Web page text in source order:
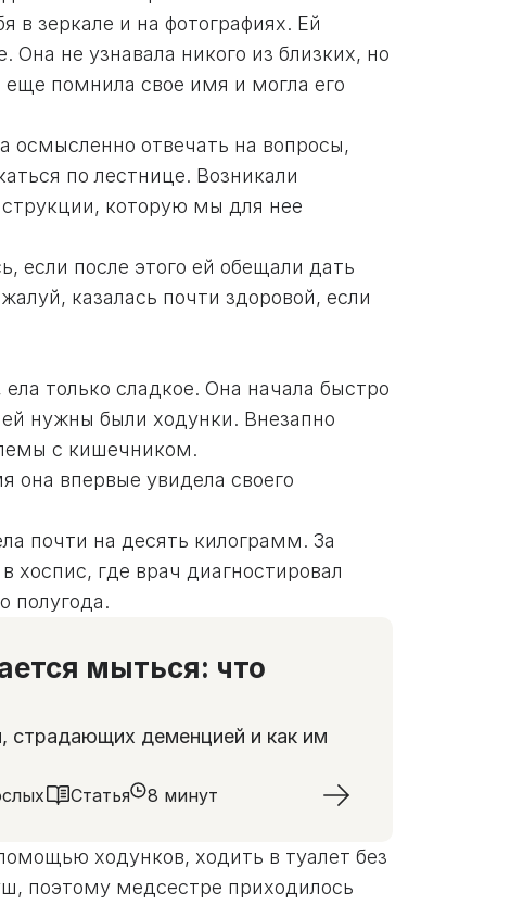
в зеркале и на фотографиях. Ей
не узнавала никого из близких, но
помнила свое имя и могла его
отвечать на вопросы,
по лестнице. Возникали
которую мы для нее
если после этого ей обещали дать
казалась почти здоровой, если
только сладкое. Она начала быстро
нужны были ходунки. Внезапно
с кишечником.
она впервые увидела своего
почти на десять килограмм. За
где врач диагностировал
полугода.
мыться: что
страдающих деменцией и как им
Статья 8 минут
ходунков, ходить в туалет без
поэтому медсестре приходилось